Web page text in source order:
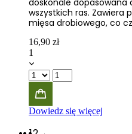
doskonale dopasowana
wszystkich ras. Zawiera
mięsa drobiowego, co
16,90 zł
1
Dowiedz się więcej